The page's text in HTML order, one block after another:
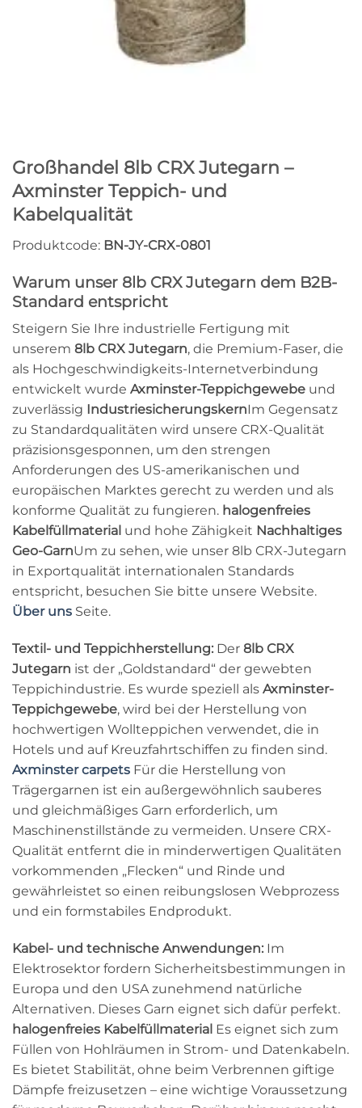
Großhandel 8lb CRX Jutegarn –
Axminster Teppich- und
Kabelqualität
Produktcode: BN-JY-CRX-0801
Warum unser 8lb CRX Jutegarn dem B2B-
Standard entspricht
Steigern Sie Ihre industrielle Fertigung mit
unserem 8lb CRX Jutegarn, die Premium-Faser, die
als Hochgeschwindigkeits-Internetverbindung
entwickelt wurde Axminster-Teppichgewebe und
zuverlässig IndustriesicherungskernIm Gegensatz
zu Standardqualitäten wird unsere CRX-Qualität
präzisionsgesponnen, um den strengen
Anforderungen des US-amerikanischen und
europäischen Marktes gerecht zu werden und als
konforme Qualität zu fungieren. halogenfreies
Kabelfüllmaterial und hohe Zähigkeit Nachhaltiges
Geo-GarnUm zu sehen, wie unser 8lb CRX-Jutegarn
in Exportqualität internationalen Standards
entspricht, besuchen Sie bitte unsere Website.
Über uns Seite.
Textil- und Teppichherstellung: Der 8lb CRX
Jutegarn ist der „Goldstandard“ der gewebten
Teppichindustrie. Es wurde speziell als Axminster-
Teppichgewebe, wird bei der Herstellung von
hochwertigen Wollteppichen verwendet, die in
Hotels und auf Kreuzfahrtschiffen zu finden sind.
Axminster carpets Für die Herstellung von
Trägergarnen ist ein außergewöhnlich sauberes
und gleichmäßiges Garn erforderlich, um
Maschinenstillstände zu vermeiden. Unsere CRX-
Qualität entfernt die in minderwertigen Qualitäten
vorkommenden „Flecken“ und Rinde und
gewährleistet so einen reibungslosen Webprozess
und ein formstabiles Endprodukt.
Kabel- und technische Anwendungen: Im
Elektrosektor fordern Sicherheitsbestimmungen in
Europa und den USA zunehmend natürliche
Alternativen. Dieses Garn eignet sich dafür perfekt.
halogenfreies Kabelfüllmaterial Es eignet sich zum
Füllen von Hohlräumen in Strom- und Datenkabeln.
Es bietet Stabilität, ohne beim Verbrennen giftige
Dämpfe freizusetzen – eine wichtige Voraussetzung